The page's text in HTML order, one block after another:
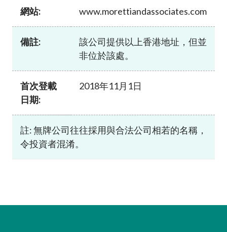
網站: www.morettiandassociates.com
備註:
該公司提供以上香港地址，但並
非位於該處。
首次登載
日期:
2018年11月1日
註: 無牌公司往往採用與合法公司相若的名稱，
令投資者混淆。